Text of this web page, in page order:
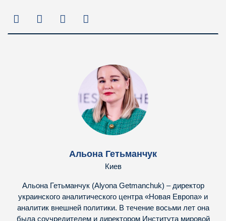
Альона Гетьманчук
Киев
Альона Гетьманчук (Alyona Getmanchuk) – директор
украинского аналитического центра «Новая Европа» и
аналитик внешней политики. В течение восьми лет она
была соучредителем и директором Института мировой